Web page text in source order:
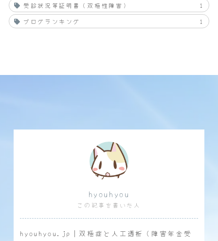
受診状況等証明書（双極性障害）
1
ブログランキング
1
hyouhyou
この記事を書いた人
hyouhyou.jp｜双極症と人工透析（障害年金受